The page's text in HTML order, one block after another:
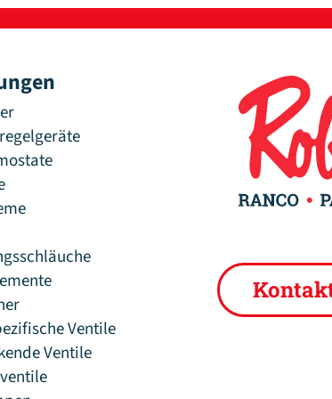
Ventile
Ventile